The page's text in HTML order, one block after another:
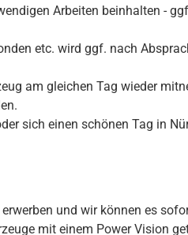
Arbeiten beinhalten -
etc. wird ggf. nach
am gleichen Tag wieder
sich einen schönen Tag in
und wir können es
mit einem Power Vision